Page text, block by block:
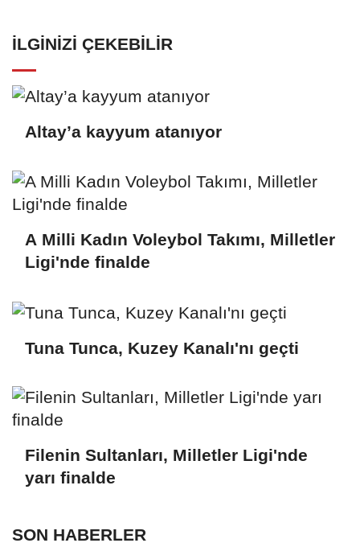
İLGINIZI ÇEKEBILIR
Altay’a kayyum atanıyor
A Milli Kadın Voleybol Takımı, Milletler
Ligi'nde finalde
Tuna Tunca, Kuzey Kanalı'nı geçti
Filenin Sultanları, Milletler Ligi'nde
yarı finalde
SON HABERLER